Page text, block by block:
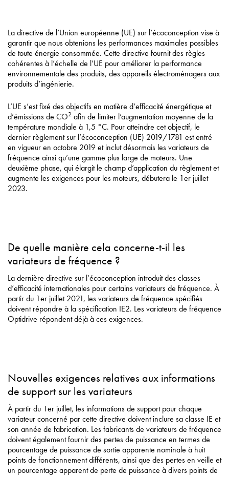
La directive de l’Union européenne (UE) sur l’écoconception vise à
garantir que nous obtenions les performances maximales possibles
de toute énergie consommée. Cette directive fournit des règles
cohérentes à l’échelle de l’UE pour améliorer la performance
environnementale des produits, des appareils électroménagers aux
produits d’ingénierie.
L’UE s’est fixé des objectifs en matière d’efficacité énergétique et
d’émissions de CO2 afin de limiter l’augmentation moyenne de la
température mondiale à 1,5 °C. Pour atteindre cet objectif, le
dernier règlement sur l’écoconception (UE) 2019/1781 est entré
en vigueur en octobre 2019 et inclut désormais les variateurs de
fréquence ainsi qu’une gamme plus large de moteurs. Une
deuxième phase, qui élargit le champ d’application du règlement et
augmente les exigences pour les moteurs, débutera le 1er juillet
2023.
De quelle manière cela concerne-t-il les
variateurs de fréquence ?
La dernière directive sur l’écoconception introduit des classes
d’efficacité internationales pour certains variateurs de fréquence. À
partir du 1er juillet 2021, les variateurs de fréquence spécifiés
doivent répondre à la spécification IE2. Les variateurs de fréquence
Optidrive répondent déjà à ces exigences.
Nouvelles exigences relatives aux informations
de support sur les variateurs
À partir du 1er juillet, les informations de support pour chaque
variateur concerné par cette directive doivent inclure sa classe IE et
son année de fabrication. Les fabricants de variateurs de fréquence
doivent également fournir des pertes de puissance en termes de
pourcentage de puissance de sortie apparente nominale à huit
points de fonctionnement différents, ainsi que des pertes en veille et
un pourcentage apparent de perte de puissance à divers points de